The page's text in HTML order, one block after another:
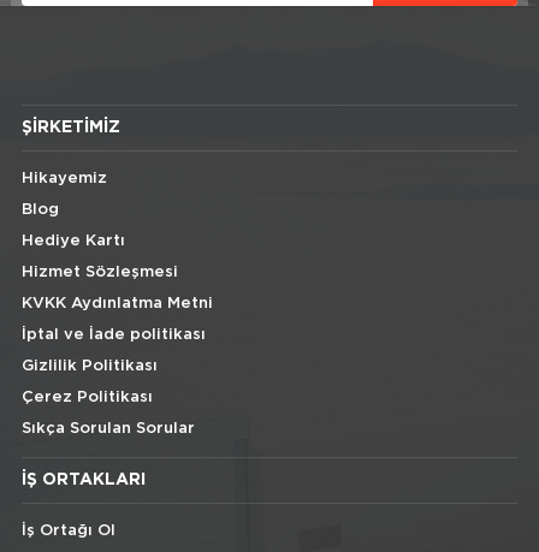
ŞIRKETIMIZ
Hikayemiz
Blog
Hediye Kartı
Hizmet Sözleşmesi
KVKK Aydınlatma Metni
İptal ve İade politikası
Gizlilik Politikası
Çerez Politikası
Sıkça Sorulan Sorular
İŞ ORTAKLARI
İş Ortağı Ol